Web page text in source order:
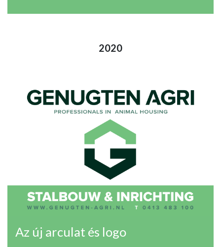
2020
Az új arculat és logo